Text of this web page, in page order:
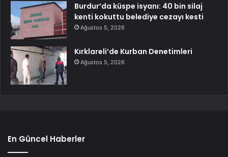
Burdur’da küspe isyanı: 40 bin silaj
kenti kokuttu belediye cezayı kesti
Ağustos 5, 2026
Kırklareli’de Kurban Denetimleri
Ağustos 5, 2026
En Güncel Haberler